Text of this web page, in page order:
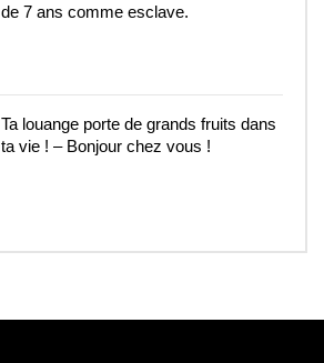
de 7 ans comme esclave.
Ta louange porte de grands fruits dans
ta vie ! – Bonjour chez vous !